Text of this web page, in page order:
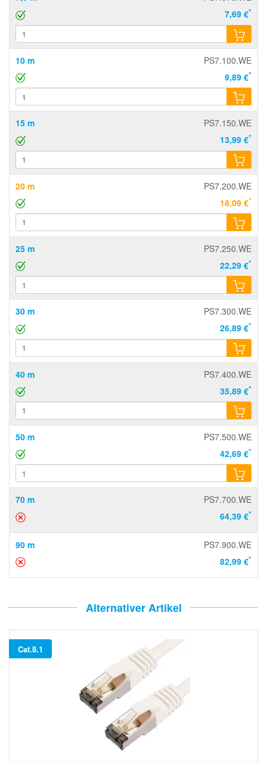
7,69 €*
10 m
PS7.100.WE
9,89 €*
15 m
PS7.150.WE
13,99 €*
20 m
PS7.200.WE
18,09 €*
25 m
PS7.250.WE
22,29 €*
30 m
PS7.300.WE
26,89 €*
40 m
PS7.400.WE
35,89 €*
50 m
PS7.500.WE
42,69 €*
70 m
PS7.700.WE
64,39 €*
90 m
PS7.900.WE
82,99 €*
Alternativer Artikel
Cat.8.1